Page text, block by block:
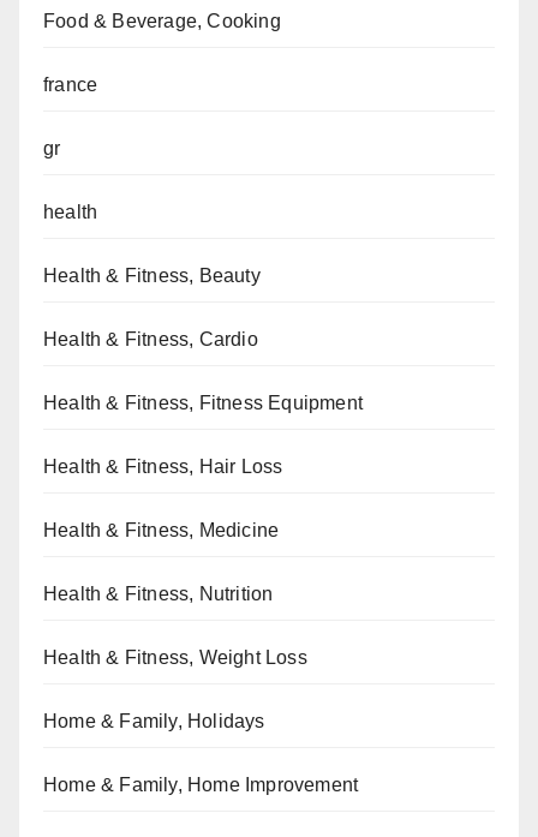
Food & Beverage, Cooking
france
gr
health
Health & Fitness, Beauty
Health & Fitness, Cardio
Health & Fitness, Fitness Equipment
Health & Fitness, Hair Loss
Health & Fitness, Medicine
Health & Fitness, Nutrition
Health & Fitness, Weight Loss
Home & Family, Holidays
Home & Family, Home Improvement